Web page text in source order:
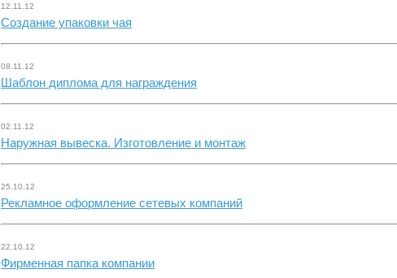
12.11.12
Создание упаковки чая
08.11.12
Шаблон диплома для награждения
02.11.12
Наружная вывеска. Изготовление и монтаж
25.10.12
Рекламное оформление сетевых компаний
22.10.12
Фирменная папка компании